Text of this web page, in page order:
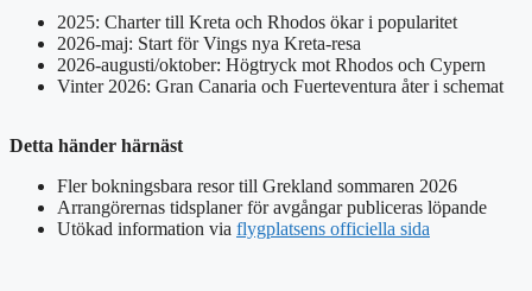
2025: Charter till Kreta och Rhodos ökar i popularitet
2026-maj: Start för Vings nya Kreta-resa
2026-augusti/oktober: Högtryck mot Rhodos och Cypern
Vinter 2026: Gran Canaria och Fuerteventura åter i schemat
Detta händer härnäst
Fler bokningsbara resor till Grekland sommaren 2026
Arrangörernas tidsplaner för avgångar publiceras löpande
Utökad information via flygplatsens officiella sida